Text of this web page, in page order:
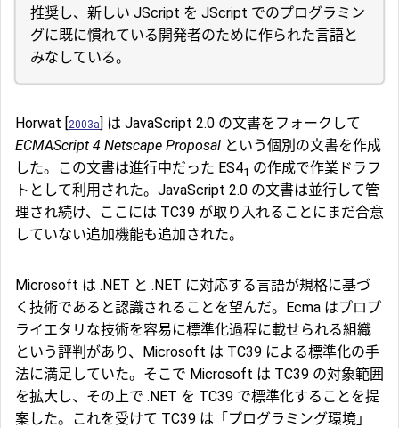
推奨し、新しい JScript を JScript でのプログラミン
グに既に慣れている開発者のために作られた言語と
みなしている。
Horwat [2003a] は JavaScript 2.0 の文書をフォークして
ECMAScript 4 Netscape Proposal という個別の文書を作成
した。この文書は進行中だった ES41 の作成で作業ドラフ
トとして利用された。JavaScript 2.0 の文書は並行して管
理され続け、ここには TC39 が取り入れることにまだ合意
していない追加機能も追加された。
Microsoft は .NET と .NET に対応する言語が規格に基づ
く技術であると認識されることを望んだ。Ecma はプロプ
ライエタリな技術を容易に標準化過程に載せられる組織
という評判があり、Microsoft は TC39 による標準化の手
法に満足していた。そこで Microsoft は TC39 の対象範囲
を拡大し、その上で .NET を TC39 で標準化することを提
案した。これを受けて TC39 は「プログラミング環境」